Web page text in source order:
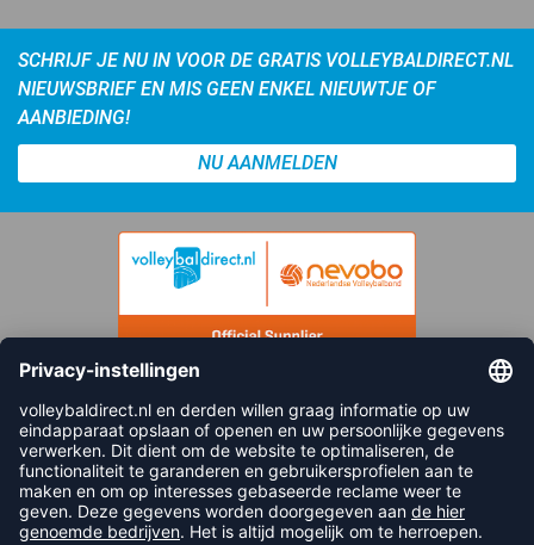
SCHRIJF JE NU IN VOOR DE GRATIS VOLLEYBALDIRECT.NL
NIEUWSBRIEF EN MIS GEEN ENKEL NIEUWTJE OF
AANBIEDING!
NU AANMELDEN